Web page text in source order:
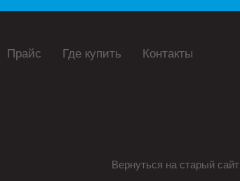
Прайс Где купить Контакты
Вернуться на старый сайт